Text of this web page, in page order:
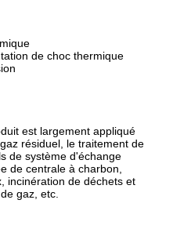
de choc thermique
est largement appliqué
résiduel, le traitement de
de système d'échange
de centrale à charbon,
incinération de déchets et
gaz, etc.